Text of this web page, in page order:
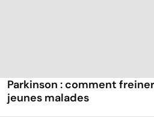
Parkinson : comment
jeunes malades